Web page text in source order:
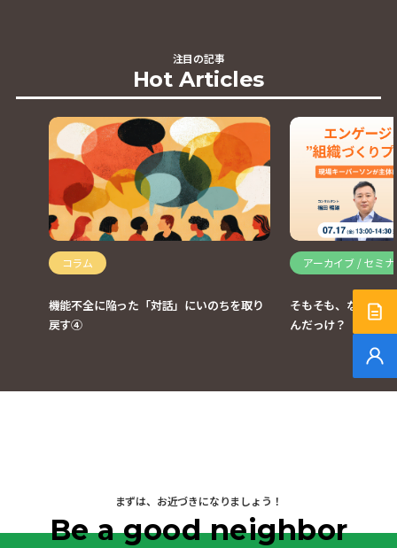
サ
無
注目の記事
Hot Articles
コラム
機能不全に陥った「対話」にいのちを取り
戻す④
アーカイブ / セミ
そもそも、なぜエ
んだっけ？【開催レ
まずは、お近づきになりましょう！
Be a good neighbor